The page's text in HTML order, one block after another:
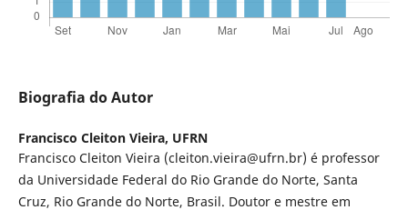
Biografia do Autor
Francisco Cleiton Vieira, UFRN
Francisco Cleiton Vieira (cleiton.vieira@ufrn.br) é professor
da Universidade Federal do Rio Grande do Norte, Santa
Cruz, Rio Grande do Norte, Brasil. Doutor e mestre em